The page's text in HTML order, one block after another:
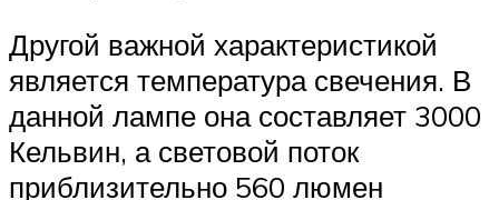
Другой важной характеристикой
является температура свечения. В
данной лампе она составляет 3000
Кельвин, а световой поток
приблизительно 560 люмен